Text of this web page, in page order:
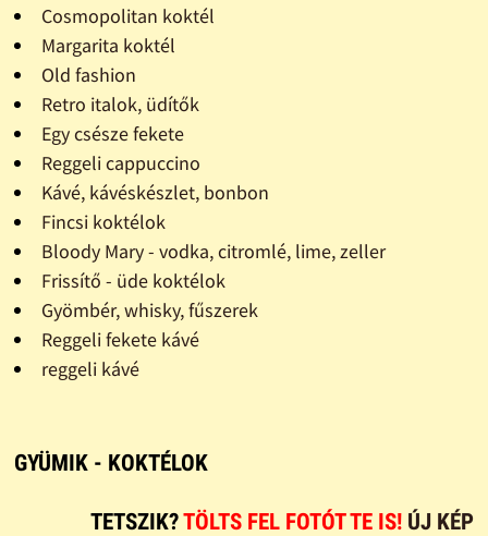
Cosmopolitan koktél
Margarita koktél
Old fashion
Retro italok, üdítők
Egy csésze fekete
Reggeli cappuccino
Kávé, kávéskészlet, bonbon
Fincsi koktélok
Bloody Mary - vodka, citromlé, lime, zeller
Frissítő - üde koktélok
Gyömbér, whisky, fűszerek
Reggeli fekete kávé
reggeli kávé
GYÜMIK - KOKTÉLOK
TETSZIK?TÖLTS FEL FOTÓT TE IS! ÚJ KÉP